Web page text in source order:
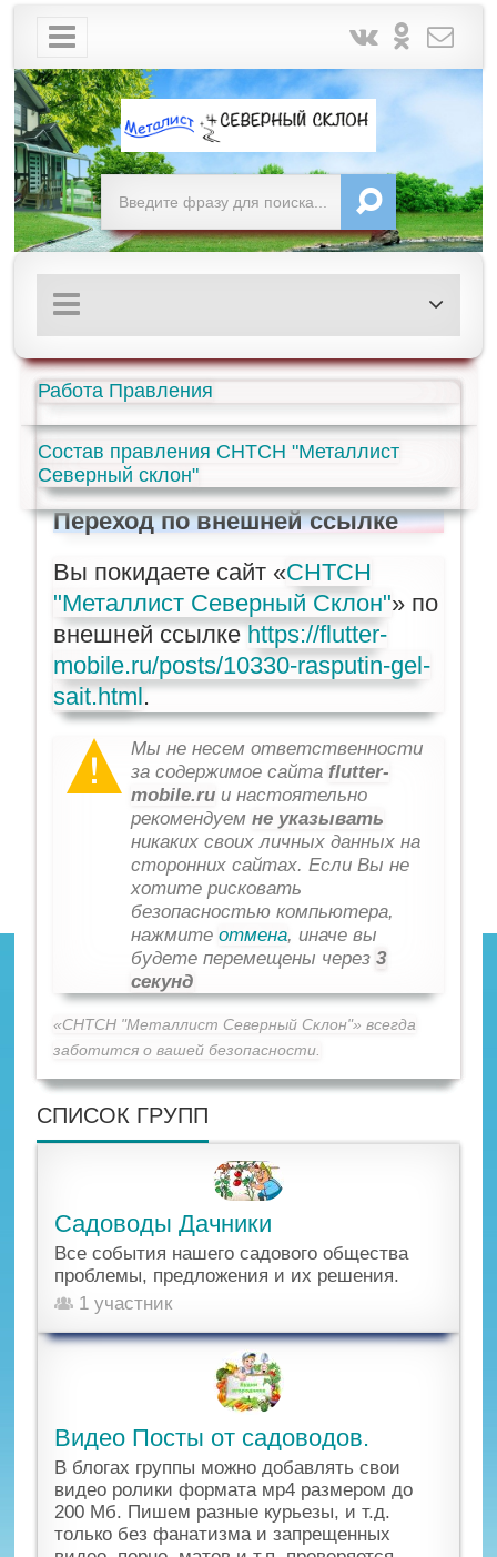
Работа Правления
Состав правления СНТСН "Металлист
Северный склон"
Переход по внешней ссылке
Вы покидаете сайт «СНТСН
"Металлист Северный Склон"» по
внешней ссылкеhttps://flutter-
mobile.ru/posts/10330-rasputin-gel-
sait.html.
Мы не несем ответственности
за содержимое сайта flutter-
mobile.ru и настоятельно
рекомендуемне указывать
никаких своих личных данных на
сторонних сайтах. Если Вы не
хотите рисковать
безопасностью компьютера,
нажмитеотмена, иначе вы
будете перемещены через3
секунд
«СНТСН "Металлист Северный Склон"» всегда
заботится о вашей безопасности.
СПИСОК ГРУПП
Садоводы Дачники
Все события нашего садового общества
проблемы, предложения и их решения.
1 участник
Видео Посты от садоводов.
В блогах группы можно добавлять свои
видео ролики формата мр4 размером до
200 Мб. Пишем разные курьезы, и т.д.
только без фанатизма и запрещенных